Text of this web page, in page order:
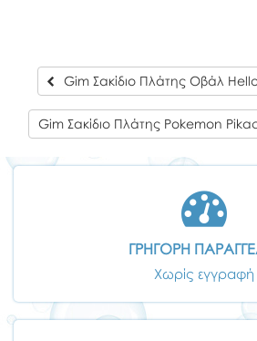
Gim Σακίδιο Πλάτης Οβάλ
Gim Σακίδιο Πλάτης Pokemon
ΓΡΗΓΟΡΗ
Χωρίς εγγραφή